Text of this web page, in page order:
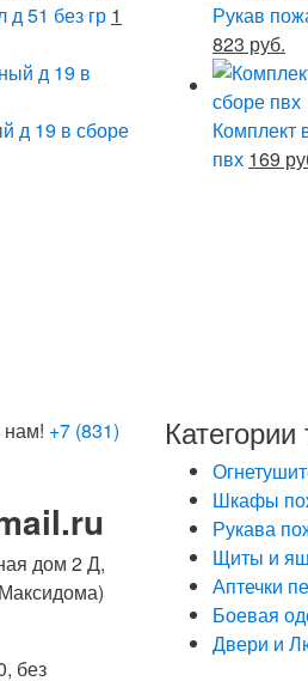
51 без гр 1
д 19 в сборе
Рукав
823 руб.
Комплект
пвх 169
Шкафы
Рукава
Щиты и
Аптечки
Боевая
Двери и
нам! +7 (831)
дом 2 Д,
без